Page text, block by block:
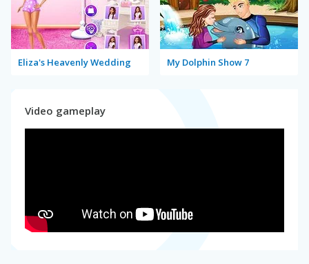
Eliza's Heavenly Wedding My Dolphin Show 7
Video gameplay